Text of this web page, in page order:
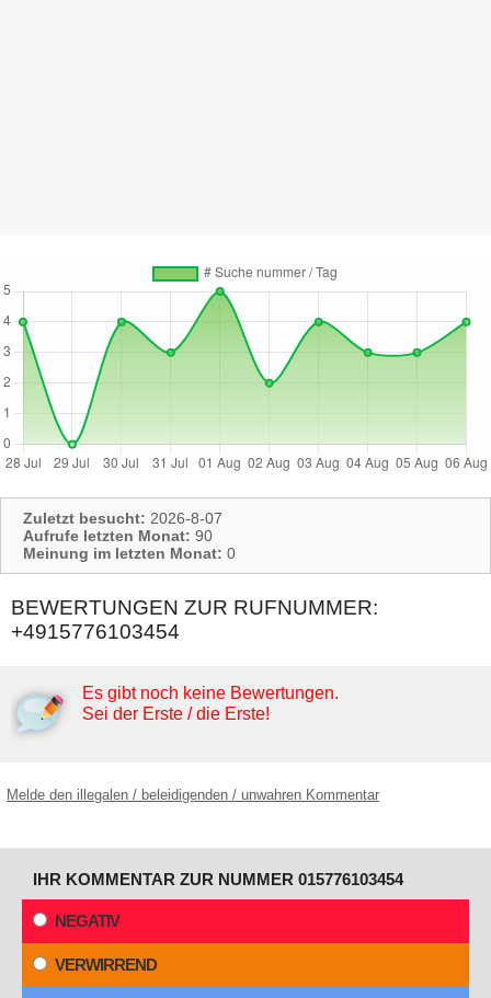
Zuletzt besucht: 2026-8-07
Aufrufe letzten Monat: 90
Meinung im letzten Monat: 0
BEWERTUNGEN ZUR RUFNUMMER:
+4915776103454
Es gibt noch keine Bewertungen.
Sei der Erste / die Erste!
Melde den illegalen / beleidigenden / unwahren Kommentar
IHR KOMMENTAR ZUR NUMMER 015776103454
NEGATIV
VERWIRREND